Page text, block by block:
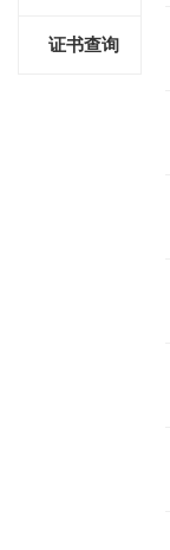
证书查询